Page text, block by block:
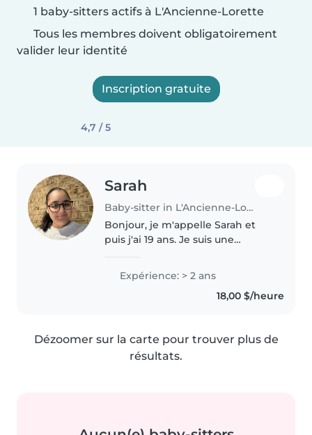
1 baby-sitters actifs à L'Ancienne-Lorette
Tous les membres doivent obligatoirement
valider leur identité
Inscription gratuite
4,7 / 5
Sarah
Baby-sitter in L'Ancienne-Lorette
Bonjour, je m'appelle Sarah et
puis j'ai 19 ans. Je suis une
s'impliquer dans ce qu'elle
entreprend et qui aime aussi
pouvoir aider les autres. Un de
Expérience: > 2 ans
18,00 $/heure
Dézoomer sur la carte pour trouver plus de
résultats.